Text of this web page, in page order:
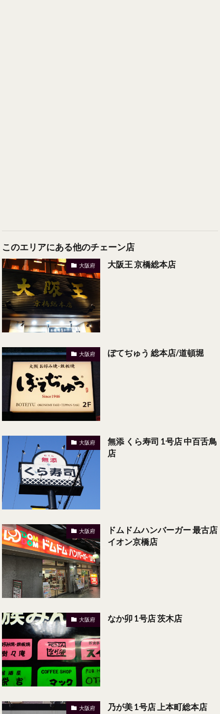
このエリアにある他のチェーン店
大阪府 大阪王 京橋総本店
大阪府 ぼてぢゅう 総本店/道頓堀
大阪府
無添 くら寿司 1号店 中百舌鳥
店
大阪府
ドムドムハンバーガー 最古店
イオン京橋店
大阪府 なか卯 1号店 茨木店
大阪府 乃が美 1号店 上本町総本店